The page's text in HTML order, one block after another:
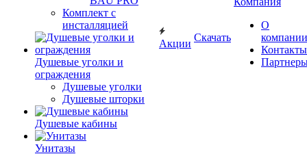
Комплект с
инсталляцией
Душевые уголки и
ограждения
Душевые уголки
Душевые шторки
Душевые кабины
Унитазы
Акции
Скачать
О
компании
Контакты